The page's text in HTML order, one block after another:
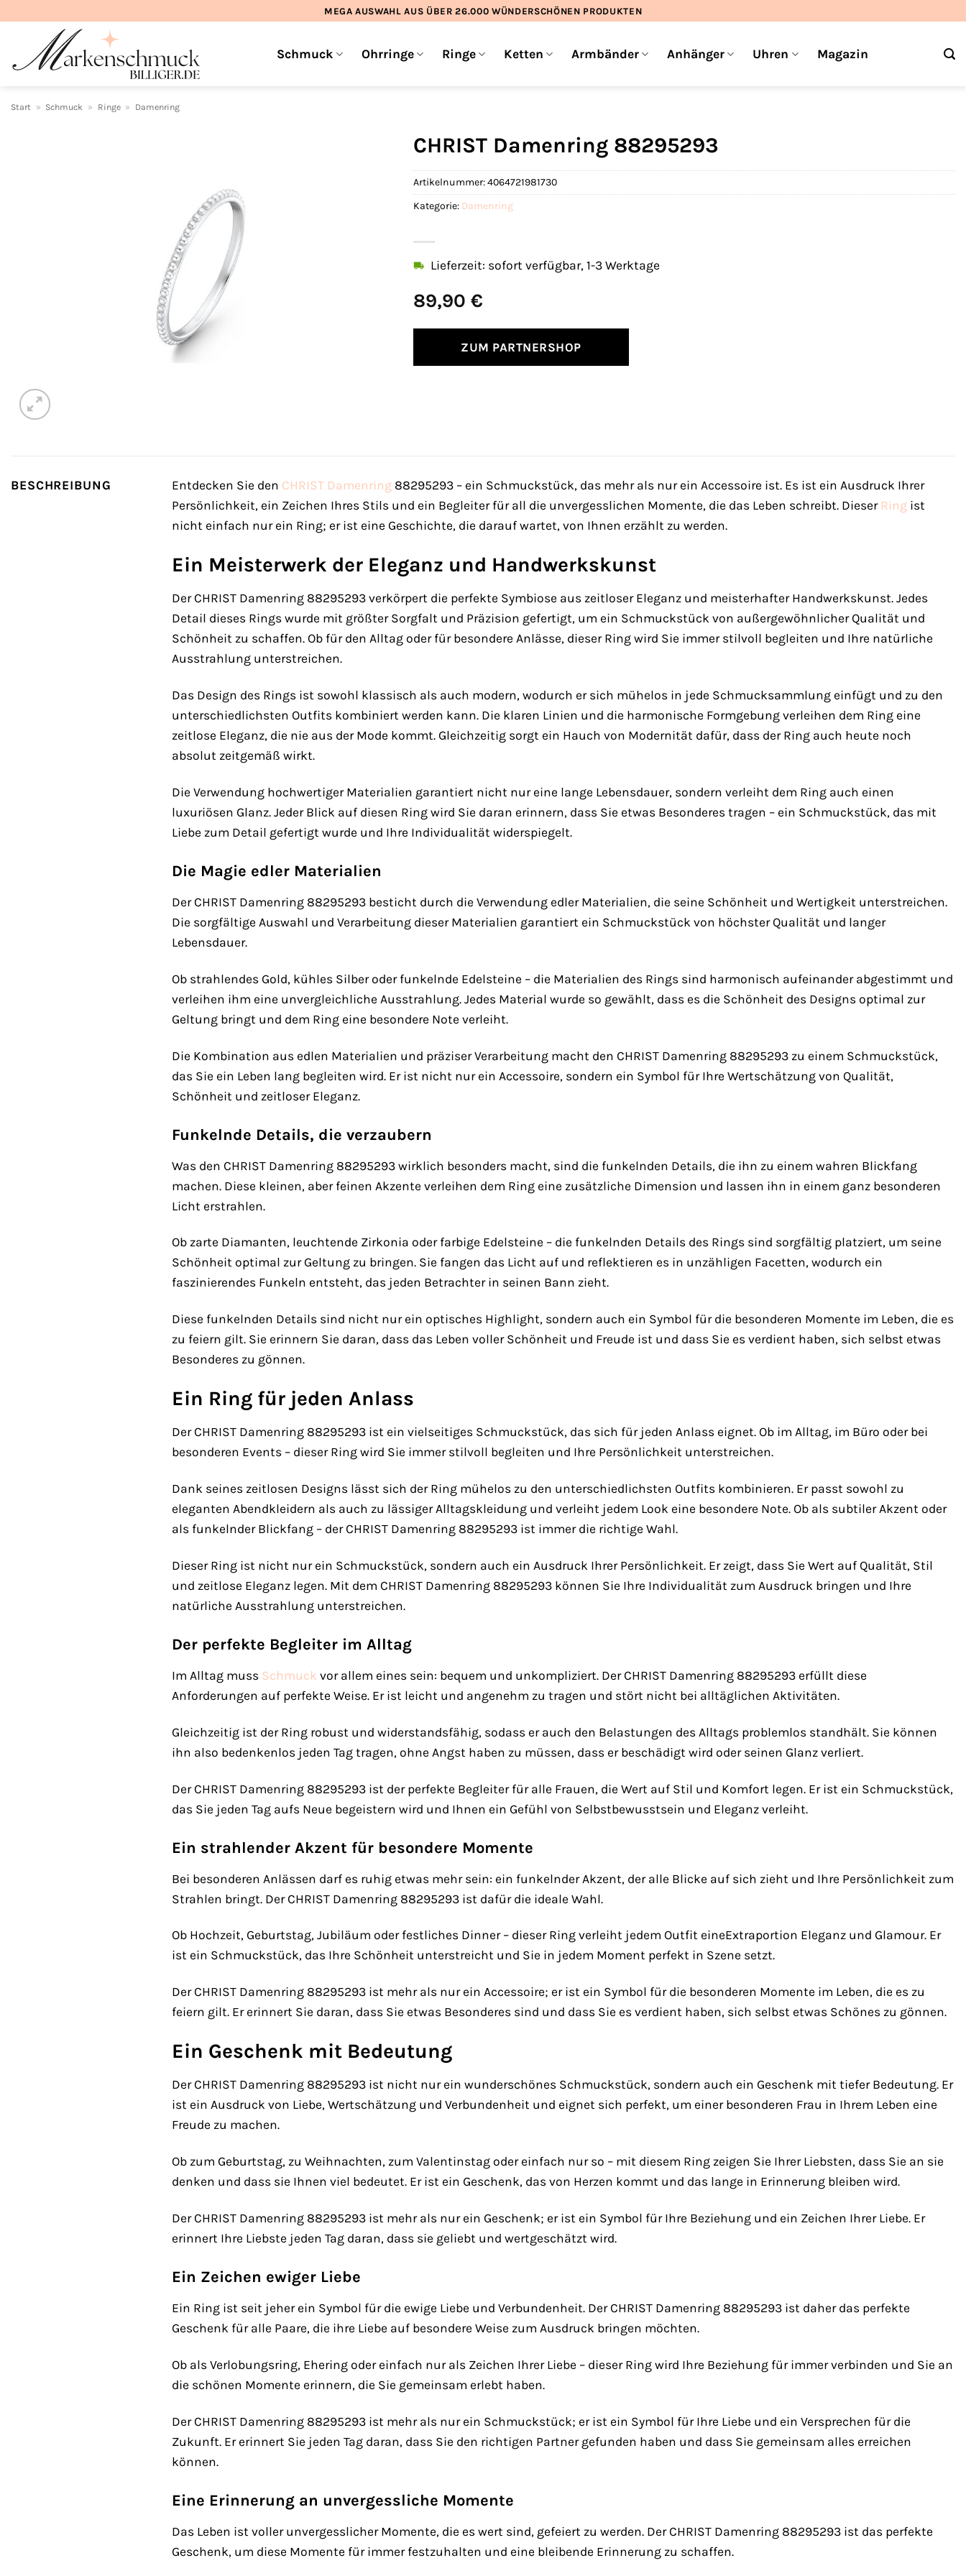
springen
MEGA AUSWAHL AUS ÜBER 26.000 WÜNDERSCHÖNEN PRODUKTEN
Schmuck Ohrringe Ringe Ketten Armbänder Anhänger Uhren Magazin
Start » Schmuck » Ringe » Damenring
CHRIST Damenring 88295293
89,90 €
Lieferzeit: sofort verfügbar, 1-3 Werktage
ZUM PARTNERSHOP
Artikelnummer:4064721981730
Kategorie: Damenring
BESCHREIBUNG Entdecken Sie den CHRIST Damenring 88295293 – ein Schmuckstück, das mehr als nur ein Accessoire ist. Es ist ein Ausdruck Ihrer
Persönlichkeit, ein Zeichen Ihres Stils und ein Begleiter für all die unvergesslichen Momente, die das Leben schreibt. Dieser Ring ist
nicht einfach nur ein Ring; er ist eine Geschichte, die darauf wartet, von Ihnen erzählt zu werden.
Ein Meisterwerk der Eleganz und Handwerkskunst
Der CHRIST Damenring 88295293 verkörpert die perfekte Symbiose aus zeitloser Eleganz und meisterhafter Handwerkskunst. Jedes
Detail dieses Rings wurde mit größter Sorgfalt und Präzision gefertigt, um ein Schmuckstück von außergewöhnlicher Qualität und
Schönheit zu schaffen. Ob für den Alltag oder für besondere Anlässe, dieser Ring wird Sie immer stilvoll begleiten und Ihre natürliche
Ausstrahlung unterstreichen.
Das Design des Rings ist sowohl klassisch als auch modern, wodurch er sich mühelos in jede Schmucksammlung einfügt und zu den
unterschiedlichsten Outfits kombiniert werden kann. Die klaren Linien und die harmonische Formgebung verleihen dem Ring eine
zeitlose Eleganz, die nie aus der Mode kommt. Gleichzeitig sorgt ein Hauch von Modernität dafür, dass der Ring auch heute noch
absolut zeitgemäß wirkt.
Die Verwendung hochwertiger Materialien garantiert nicht nur eine lange Lebensdauer, sondern verleiht dem Ring auch einen
luxuriösen Glanz. Jeder Blick auf diesen Ring wird Sie daran erinnern, dass Sie etwas Besonderes tragen – ein Schmuckstück, das mit
Liebe zum Detail gefertigt wurde und Ihre Individualität widerspiegelt.
Die Magie edler Materialien
Der CHRIST Damenring 88295293 besticht durch die Verwendung edler Materialien, die seine Schönheit und Wertigkeit unterstreichen.
Die sorgfältige Auswahl und Verarbeitung dieser Materialien garantiert ein Schmuckstück von höchster Qualität und langer
Lebensdauer.
Ob strahlendes Gold, kühles Silber oder funkelnde Edelsteine – die Materialien des Rings sind harmonisch aufeinander abgestimmt und
verleihen ihm eine unvergleichliche Ausstrahlung. Jedes Material wurde so gewählt, dass es die Schönheit des Designs optimal zur
Geltung bringt und dem Ring eine besondere Note verleiht.
Die Kombination aus edlen Materialien und präziser Verarbeitung macht den CHRIST Damenring 88295293 zu einem Schmuckstück,
das Sie ein Leben lang begleiten wird. Er ist nicht nur ein Accessoire, sondern ein Symbol für Ihre Wertschätzung von Qualität,
Schönheit und zeitloser Eleganz.
Funkelnde Details, die verzaubern
Was den CHRIST Damenring 88295293 wirklich besonders macht, sind die funkelnden Details, die ihn zu einem wahren Blickfang
machen. Diese kleinen, aber feinen Akzente verleihen dem Ring eine zusätzliche Dimension und lassen ihn in einem ganz besonderen
Licht erstrahlen.
Ob zarte Diamanten, leuchtende Zirkonia oder farbige Edelsteine – die funkelnden Details des Rings sind sorgfältig platziert, um seine
Schönheit optimal zur Geltung zu bringen. Sie fangen das Licht auf und reflektieren es in unzähligen Facetten, wodurch ein
faszinierendes Funkeln entsteht, das jeden Betrachter in seinen Bann zieht.
Diese funkelnden Details sind nicht nur ein optisches Highlight, sondern auch ein Symbol für die besonderen Momente im Leben, die es
zu feiern gilt. Sie erinnern Sie daran, dass das Leben voller Schönheit und Freude ist und dass Sie es verdient haben, sich selbst etwas
Besonderes zu gönnen.
Ein Ring für jeden Anlass
Der CHRIST Damenring 88295293 ist ein vielseitiges Schmuckstück, das sich für jeden Anlass eignet. Ob im Alltag, im Büro oder bei
besonderen Events – dieser Ring wird Sie immer stilvoll begleiten und Ihre Persönlichkeit unterstreichen.
Dank seines zeitlosen Designs lässt sich der Ring mühelos zu den unterschiedlichsten Outfits kombinieren. Er passt sowohl zu
eleganten Abendkleidern als auch zu lässiger Alltagskleidung und verleiht jedem Look eine besondere Note. Ob als subtiler Akzent oder
als funkelnder Blickfang – der CHRIST Damenring 88295293 ist immer die richtige Wahl.
Dieser Ring ist nicht nur ein Schmuckstück, sondern auch ein Ausdruck Ihrer Persönlichkeit. Er zeigt, dass Sie Wert auf Qualität, Stil
und zeitlose Eleganz legen. Mit dem CHRIST Damenring 88295293 können Sie Ihre Individualität zum Ausdruck bringen und Ihre
natürliche Ausstrahlung unterstreichen.
Der perfekte Begleiter im Alltag
Im Alltag muss Schmuck vor allem eines sein: bequem und unkompliziert. Der CHRIST Damenring 88295293 erfüllt diese
Anforderungen auf perfekte Weise. Er ist leicht und angenehm zu tragen und stört nicht bei alltäglichen Aktivitäten.
Gleichzeitig ist der Ring robust und widerstandsfähig, sodass er auch den Belastungen des Alltags problemlos standhält. Sie können
ihn also bedenkenlos jeden Tag tragen, ohne Angst haben zu müssen, dass er beschädigt wird oder seinen Glanz verliert.
Der CHRIST Damenring 88295293 ist der perfekte Begleiter für alle Frauen, die Wert auf Stil und Komfort legen. Er ist ein Schmuckstück,
das Sie jeden Tag aufs Neue begeistern wird und Ihnen ein Gefühl von Selbstbewusstsein und Eleganz verleiht.
Ein strahlender Akzent für besondere Momente
Bei besonderen Anlässen darf es ruhig etwas mehr sein: ein funkelnder Akzent, der alle Blicke auf sich zieht und Ihre Persönlichkeit zum
Strahlen bringt. Der CHRIST Damenring 88295293 ist dafür die ideale Wahl.
Ob Hochzeit, Geburtstag, Jubiläum oder festliches Dinner – dieser Ring verleiht jedem Outfit eineExtraportion Eleganz und Glamour. Er
ist ein Schmuckstück, das Ihre Schönheit unterstreicht und Sie in jedem Moment perfekt in Szene setzt.
Der CHRIST Damenring 88295293 ist mehr als nur ein Accessoire; er ist ein Symbol für die besonderen Momente im Leben, die es zu
feiern gilt. Er erinnert Sie daran, dass Sie etwas Besonderes sind und dass Sie es verdient haben, sich selbst etwas Schönes zu gönnen.
Ein Geschenk mit Bedeutung
Der CHRIST Damenring 88295293 ist nicht nur ein wunderschönes Schmuckstück, sondern auch ein Geschenk mit tiefer Bedeutung. Er
ist ein Ausdruck von Liebe, Wertschätzung und Verbundenheit und eignet sich perfekt, um einer besonderen Frau in Ihrem Leben eine
Freude zu machen.
Ob zum Geburtstag, zu Weihnachten, zum Valentinstag oder einfach nur so – mit diesem Ring zeigen Sie Ihrer Liebsten, dass Sie an sie
denken und dass sie Ihnen viel bedeutet. Er ist ein Geschenk, das von Herzen kommt und das lange in Erinnerung bleiben wird.
Der CHRIST Damenring 88295293 ist mehr als nur ein Geschenk; er ist ein Symbol für Ihre Beziehung und ein Zeichen Ihrer Liebe. Er
erinnert Ihre Liebste jeden Tag daran, dass sie geliebt und wertgeschätzt wird.
Ein Zeichen ewiger Liebe
Ein Ring ist seit jeher ein Symbol für die ewige Liebe und Verbundenheit. Der CHRIST Damenring 88295293 ist daher das perfekte
Geschenk für alle Paare, die ihre Liebe auf besondere Weise zum Ausdruck bringen möchten.
Ob als Verlobungsring, Ehering oder einfach nur als Zeichen Ihrer Liebe – dieser Ring wird Ihre Beziehung für immer verbinden und Sie an
die schönen Momente erinnern, die Sie gemeinsam erlebt haben.
Der CHRIST Damenring 88295293 ist mehr als nur ein Schmuckstück; er ist ein Symbol für Ihre Liebe und ein Versprechen für die
Zukunft. Er erinnert Sie jeden Tag daran, dass Sie den richtigen Partner gefunden haben und dass Sie gemeinsam alles erreichen
können.
Eine Erinnerung an unvergessliche Momente
Das Leben ist voller unvergesslicher Momente, die es wert sind, gefeiert zu werden. Der CHRIST Damenring 88295293 ist das perfekte
Geschenk, um diese Momente für immer festzuhalten und eine bleibende Erinnerung zu schaffen.